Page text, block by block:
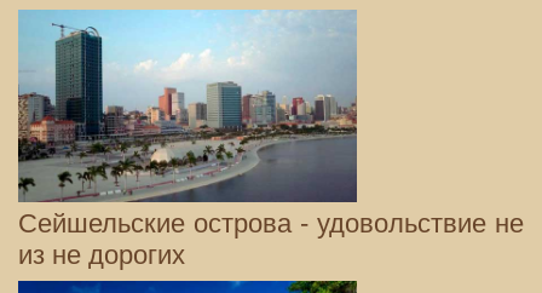
Сейшельские острова - удовольствие не
из не дорогих